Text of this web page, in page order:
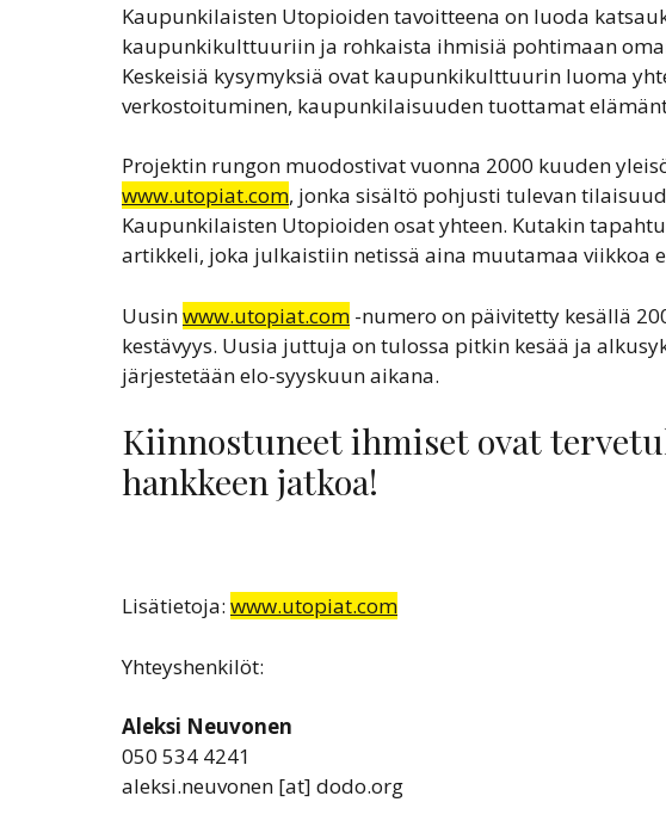
Kaupunkilaisten Utopioiden tavoitteena on luoda
kaupunkikulttuuriin ja rohkaista ihmisiä pohtimaan
Keskeisiä kysymyksiä ovat kaupunkikulttuurin luoma
verkostoituminen, kaupunkilaisuuden tuottamat
Projektin rungon muodostivat vuonna 2000 kuuden
www.utopiat.com, jonka sisältö pohjusti tulevan
Kaupunkilaisten Utopioiden osat yhteen. Kutakin
artikkeli, joka julkaistiin netissä aina muutamaa viikkoa
Uusinwww.utopiat.com -numero on päivitetty kesällä
kestävyys. Uusia juttuja on tulossa pitkin kesää ja
järjestetään elo-syyskuun aikana.
Kiinnostuneet ihmiset ovat
hankkeen jatkoa!
Lisätietoja: www.utopiat.com
Yhteyshenkilöt:
Aleksi Neuvonen
050 534 4241
aleksi.neuvonen [at] dodo.org